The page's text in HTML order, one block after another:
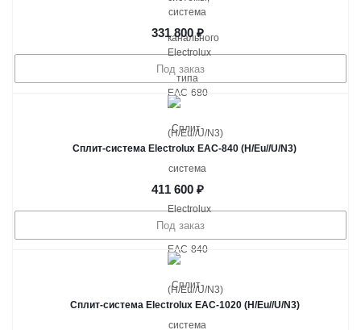
331 800₽
Под заказ
Сплит-система Electrolux EAC-840 (H/Eu//U/N3)
411 600 ₽
Под заказ
Сплит-система Electrolux EAC-1020 (H/Eu//U/N3)